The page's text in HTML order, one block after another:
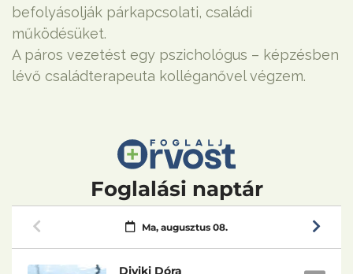
befolyásolják párkapcsolati, családi
működésüket.
A páros vezetést egy pszichológus – képzésben
lévő családterapeuta kolléganővel végzem.